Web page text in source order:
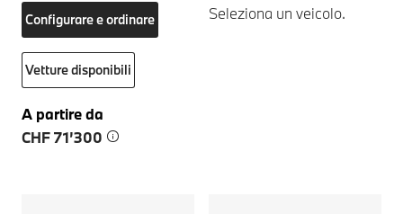
Configurare e ordinare
Vetture disponibili
A partire da
CHF 71’300
Seleziona un veicolo.